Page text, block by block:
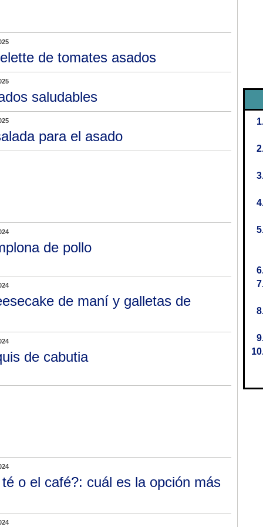
de tomates asados
saludables
para el asado
de pollo
de maní y galletas de
de cabutia
o el café?: cuál es la opción más